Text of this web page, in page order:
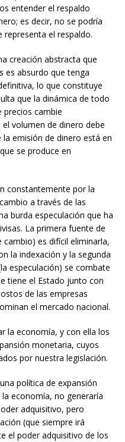
entender el respaldo
es decir, no se podría
el respaldo.
creación abstracta que
es absurdo que tenga
lo que constituye
que la dinámica de todo
precios cambie
volumen de dinero debe
emisión de dinero está en
se produce en
constantemente por la
a través de las
burda especulación que ha
La primera fuente de
es difícil eliminarla,
la indexación y la segunda
especulación) se combate
tiene el Estado junto con
de las empresas
el mercado nacional.
la economía, y con ella los
monetaria, cuyos
por nuestra legislación.
política de expansión
economía, no generaría
adquisitivo, pero
(que siempre irá
el poder adquisitivo de los